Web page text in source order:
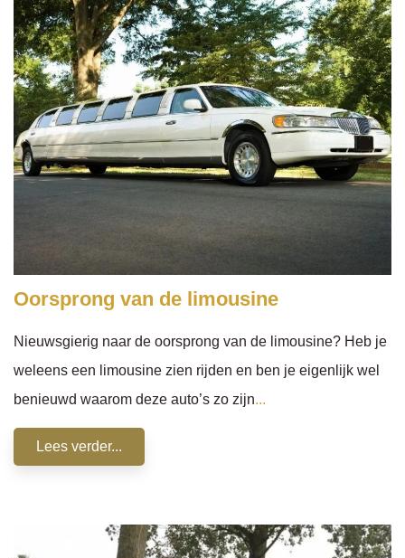
Oorsprong van de limousine
Nieuwsgierig naar de oorsprong van de limousine? Heb je
weleens een limousine zien rijden en ben je eigenlijk wel
benieuwd waarom deze auto’s zo zijn...
Lees verder...